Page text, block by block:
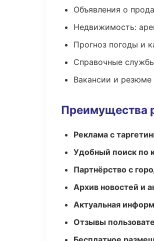
Объявления о
Недвижимость:
Прогноз погоды и
Справочные
Вакансии и резюме
Преимущества
Реклама с
Удобный поиск по
Партнёрство с
Архив новостей и
Актуальная
Отзывы